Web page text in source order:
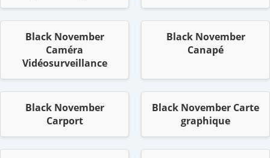
Black November
Caméra
Vidéosurveillance
Black November
Canapé
Black November
Carport
Black November Carte
graphique